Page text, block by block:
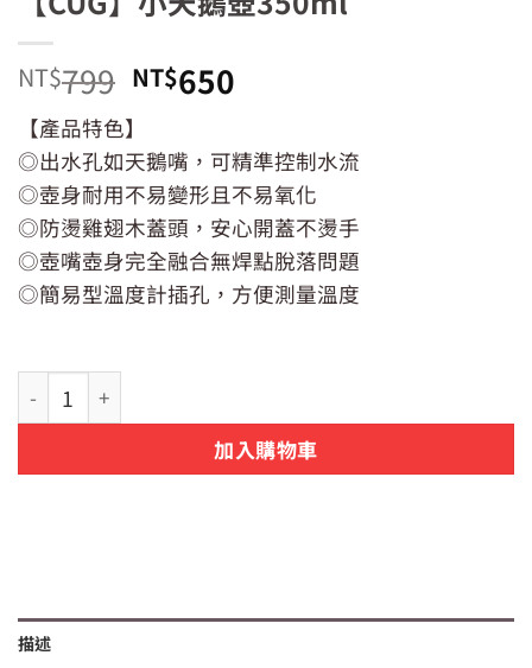
NT$799 原
始
價
格：
NT$799。
NT$650目
價
格：
NT$650。
【產品特色】
◎出水孔如天鵝嘴，可精準控制水流
◎壺身耐用不易變形且不易氧化
◎防燙雞翅木蓋頭，安心開蓋不燙手
◎壺嘴壺身完全融合無焊點脫落問題
◎簡易型溫度計插孔，方便測量溫度
【CUG】小天鵝壺350ml 數量
加入購物車
描述